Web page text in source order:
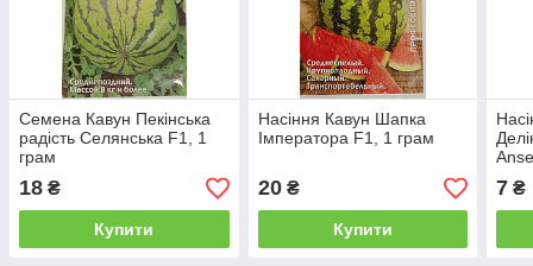
Семена Кавун Пекінська
радість Селянська F1, 1
грам
18 ₴
Купити
Насіння Кавун Шапка
Імператора F1, 1 грам
20₴
Купити
7 ₴